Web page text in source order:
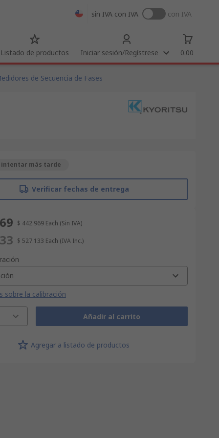
sin IVA con IVA con IVA
Listado de productos Iniciar sesión/Regístrese 0.00
de Secuencia de Fases
intentar más tarde
Verificar fechas de entrega
$ 442.969 Each (Sin IVA)
$ 527.133 Each (IVA Inc.)
sobre la calibración
Añadir al carrito
Agregar a listado de productos